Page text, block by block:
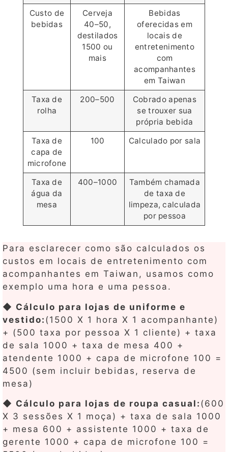
Custo de
bebidas
Cerveja
40–50,
destilados
1500 ou
mais
Bebidas
oferecidas em
locais de
entretenimento
com
acompanhantes
em Taiwan
Taxa de
rolha
200–500
Cobrado apenas
se trouxer sua
própria bebida
Taxa de
capa de
microfone
100 Calculado por sala
Taxa de
água da
mesa
400–1000
Também chamada
de taxa de
limpeza, calculada
por pessoa
Para esclarecer como são calculados os
custos em locais de entretenimento com
acompanhantes em Taiwan, usamos como
exemplo uma hora e uma pessoa.
◆ Cálculo para lojas de uniforme e
vestido: (1500 X 1 hora X 1 acompanhante)
+ (500 taxa por pessoa X 1 cliente) + taxa
de sala 1000 + taxa de mesa 400 +
atendente 1000 + capa de microfone 100 =
4500 (sem incluir bebidas, reserva de
mesa)
◆ Cálculo para lojas de roupa casual: (600
X 3 sessões X 1 moça) + taxa de sala 1000
+ mesa 600 + assistente 1000 + taxa de
gerente 1000 + capa de microfone 100 =